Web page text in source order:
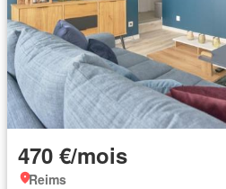
470 €/mois
Reims